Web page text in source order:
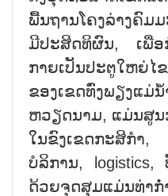
ພື້ນຖານໂຄງລ່າງຄົມ
ມີປະສິດທິຜົນ, ເພື່
ກາຍເປັນປະຕູໃຫຍ່ໄ
ຂອງເຂດທົ່ງພຽງແມ່
ຫວຽດນາມ, ແມ່ນສູນ
ໃນຂົງເຂດກະສິກ
ບໍລິການ, logistics,
ດ້ວຍຈຸດສຸມແມ່ນທ່າກ່